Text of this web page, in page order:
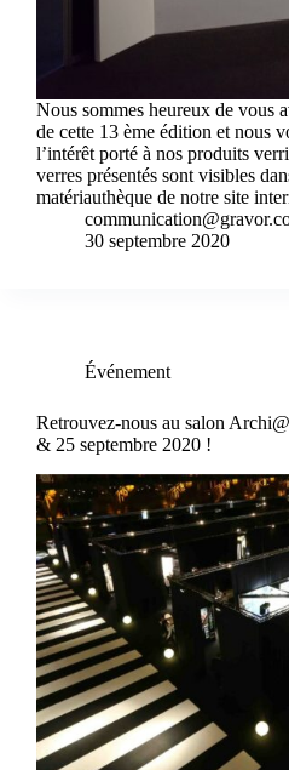
Nous sommes heureux de vous
de cette 13 ème édition et nous
l’intérêt porté à nos produits
verres présentés sont visibles
matériauthèque de notre site
30 septembre 2020
Événement
Retrouvez-nous au salon
& 25 septembre 2020 !